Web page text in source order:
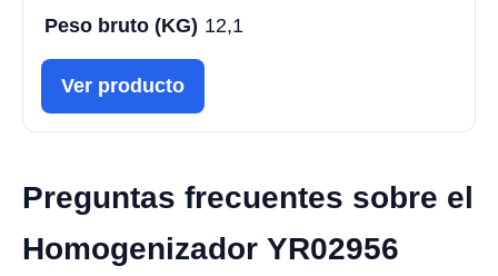
Peso bruto (KG) 12,1
Ver producto
Preguntas frecuentes sobre el
Homogenizador YR02956